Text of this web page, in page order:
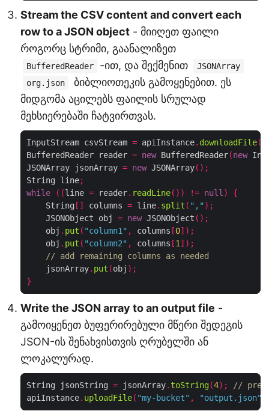
Stream the CSV content and convert each
row to a JSON object - მიიღეთ ფაილი
როგორც სტრიმი, გაანალიზეთ
BufferedReader -ით, და შექმენით
JSONArray
org.json
ბიბლიოთეკის გამოყენებით. ეს
მიდგომა აცილებს ფაილის სრულად
მეხსიერებაში ჩატვირთვას.
InputStream csvStream = apiInstance. downloadFile(
BufferedReader reader = new BufferedReader(new
JSONArray jsonArray = new JSONArray();
String line;
while
((line = reader. readLine()) != null )
{
    String
[] columns = line. split ( "," );
    JSONObject obj
= new JSONObject ();
    obj
. put ( "column1" , columns [0]);
    obj
. put ( "column2" , columns [1 ]);
// add remaining columns as needed
    jsonArray
. put (obj );
}
Write the JSON array to an output file -
გამოიყენეთ ბუფერირებული მწერი შედეგის
JSON-ის შენახვისთვის ღრუბელში ან
ლოკალურად.
String jsonString = jsonArray. toString(4);
//
apiInstance. uploadFile( "my-bucket" , "output.json"